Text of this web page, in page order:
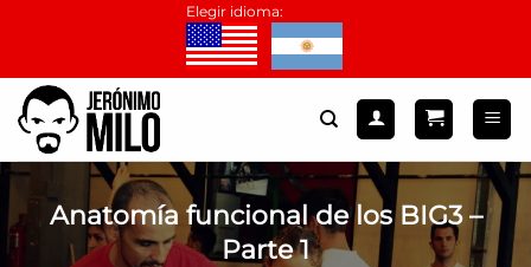
contenido
Elegir idioma:
Anatomía funcional de los BIG3 –
Parte 1